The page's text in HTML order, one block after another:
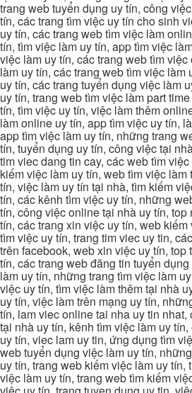
trang web tuyển dụng uy tín, công
tín, các trang tìm việc uy tín cho sinh
uy tín, các trang web tìm việc làm
tín, tìm việc làm uy tín, app tìm việc
việc làm uy tín, các trang web tìm
làm uy tín, các trang web tìm việc làm
uy tín, các trang tuyển dụng việc làm
uy tín, trang web tìm việc làm part
tín, tìm việc uy tín, việc làm thêm
làm online uy tín, app tìm việc uy tín,
app tìm việc làm uy tín, những trang
tín, tuyển dụng uy tín, công việc tại
tim viec dang tin cay, các web tìm
kiếm việc làm uy tín, web tìm việc
tín, việc làm uy tín tại nhà, tìm kiếm
tín, các kênh tìm việc uy tín, những
tín, công việc online tại nhà uy tín,
tín, các trang xin việc uy tín, web
tìm việc uy tín, trang tim viec uy tin,
trên facebook, web xin việc uy tín, top
tín, các trang web đăng tin tuyển
làm uy tín, những trang tìm việc làm
việc uy tín, tìm việc làm thêm tại nhà
uy tín, việc làm trên mạng uy tín,
tín, lam viec online tai nha uy tin
tại nhà uy tín, kênh tìm việc làm uy
uy tín, viec lam uy tin, ứng dụng tìm
web tuyển dụng việc làm uy tín,
uy tín, trang web kiếm việc làm uy tín,
việc làm uy tín, trang web tìm kiếm